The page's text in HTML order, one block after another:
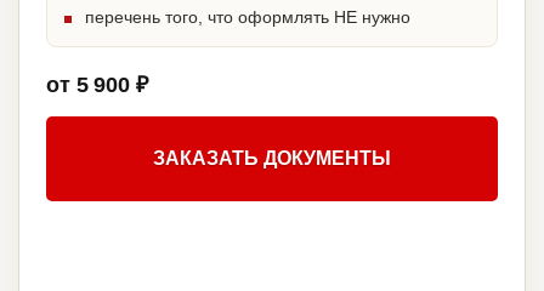
перечень того, что оформлять НЕ нужно
от 5 900 ₽
ЗАКАЗАТЬ ДОКУМЕНТЫ